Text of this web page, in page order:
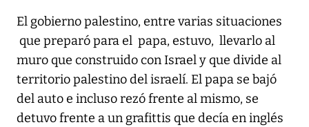
El gobierno palestino, entre varias situaciones
que preparó para el papa, estuvo, llevarlo al
muro que construido con Israel y que divide al
territorio palestino del israelí. El papa se bajó
del auto e incluso rezó frente al mismo, se
detuvo frente a un grafittis que decía en inglés